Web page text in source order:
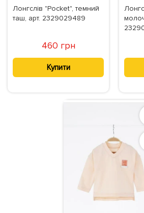
Лонгслів "Pocket", темний
таш, арт. 2329029489
460 грн
Купити